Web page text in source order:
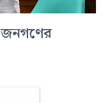
জনগণের